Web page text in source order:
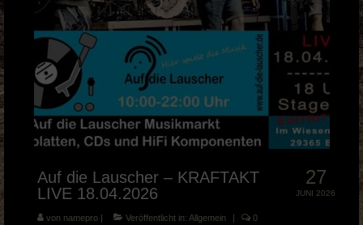
KRAFTAKT YouTube
KRAFTAKT Instagram
27
JUNI 2026
Auf die Lauscher – KRAFTAKT
LIVE 18.04.2026
von namepro | Veröffentlicht in: Allgemein | 0